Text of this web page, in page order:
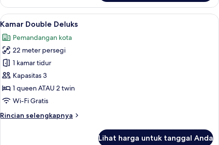
Kamar
Double
Standar
Lihat
semua
foto
untuk
Kamar
Double
Deluks
Seprai premium, busa memori,
5
Kamar Double Deluks
Pemandangan kota
22 meter persegi
1 kamar tidur
Kapasitas 3
1 queen ATAU 2 twin
Wi-Fi Gratis
Rincian selengkapnya
Rincian
Lihat harga untuk tanggal Anda